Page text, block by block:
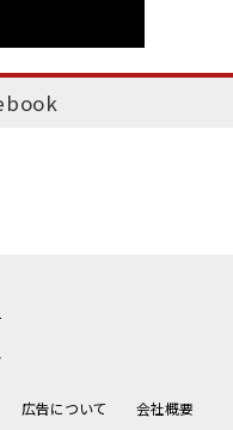
広告について 会社概要